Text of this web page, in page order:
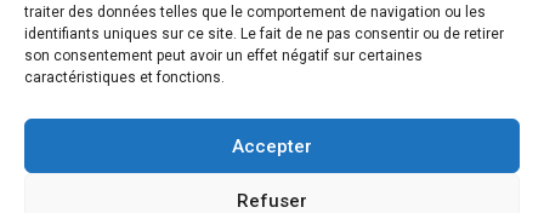
traiter des données telles que le comportement de navigation ou les
identifiants uniques sur ce site. Le fait de ne pas consentir ou de retirer
son consentement peut avoir un effet négatif sur certaines
caractéristiques et fonctions.
Accepter
Refuser
Vos coordonnées sont uniquement utilisées pour vous envoyer des
lettres d'information sur nos activités. Vous pouvez à tout moment
utiliser le lien de désinscription figurant dans la lettre d'information.
© LES NOUVELLES DE LA BOULANGERIE - Tous droits réservés - Réalisation :
Josh Digital
Mentions légales